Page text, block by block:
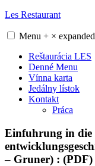
Skip
content
Les Restaurant
Menu + × expanded
Reštaurácia LES
Denné Menu
Vínna karta
Jedálny lístok
Kontakt
Práca
Einfuhrung in die
– Gruner) : (PDF)